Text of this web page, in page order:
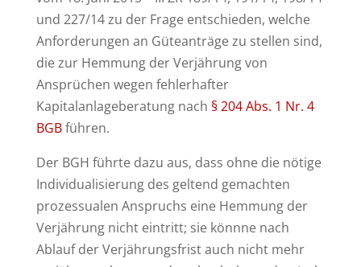
und 227/14 zu der Frage entschieden, welche
Anforderungen an Güteanträge zu stellen sind,
die zur Hemmung der Verjährung von
Ansprüchen wegen fehlerhafter
Kapitalanlageberatung nach § 204 Abs. 1 Nr. 4
BGBführen.
Der BGH führte dazu aus, dass ohne die nötige
Individualisierung des geltend gemachten
prozessualen Anspruchs eine Hemmung der
Verjährung nicht eintritt; sie könnne nach
Ablauf der Verjährungsfrist auch nicht mehr